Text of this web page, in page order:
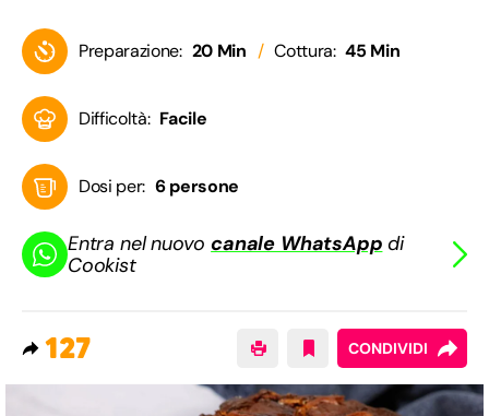
Preparazione: 20 Min Cottura: 45 Min
Difficoltà: Facile
Dosi per: 6 persone
Entra nel nuovocanale WhatsApp di
Cookist
127 CONDIVIDI